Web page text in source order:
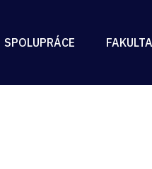
SPOLUPRÁCE FAKULTA